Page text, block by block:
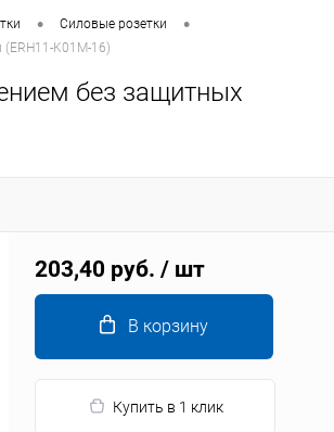
• Силовые розетки •
K01M-16)
без защитных
203,40 руб. / шт
В корзину
Купить в 1 клик